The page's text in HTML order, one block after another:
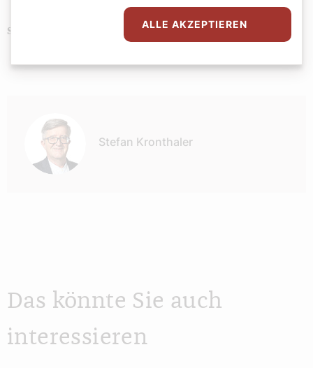
Schlagwörter Bibel Wissenschaft
Stefan Kronthaler
Das könnte Sie auch
interessieren
ALLE AKZEPTIEREN